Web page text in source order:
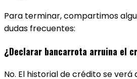
Para terminar, compartimos
dudas frecuentes:
¿Declarar bancarrota arruina el
No. El historial de crédito se